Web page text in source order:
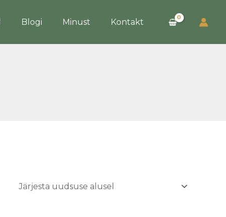
Blogi Minust Kontakt